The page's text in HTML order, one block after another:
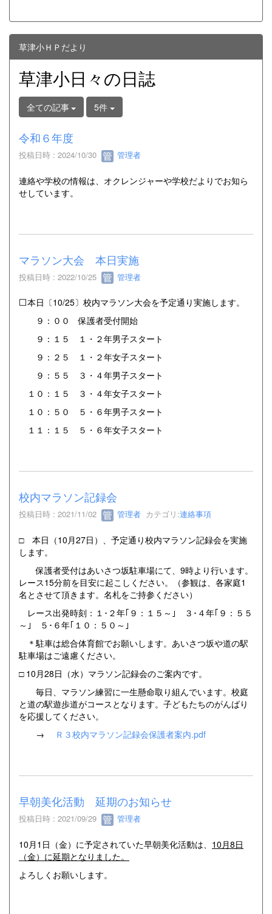
草津小ＨＰだより
草津小日々の日誌
全ての記事 5件
令和６年度
投稿日時 : 2024/10/30 管理者
連絡や学校の情報は、オクレンジャーや学校だよりでお知ら
せしています。
マラソン大会 本日実施
投稿日時 : 2022/10/25 管理者
⬜本日〔10/25〕校内マラソン大会を予定通り実施します。
９：００ 保護者受付開始
９：１５ １・２年男子スタート
９：２５ １・２年女子スタート
９：５５ ３・４年男子スタート
１０：１５ ３・４年女子スタート
１０：５０ ５・６年男子スタート
１１：１５ ５・６年女子スタート
校内マラソン記録会
投稿日時 : 2021/11/02 管理者 カテゴリ:連絡事項
□ 本日（10月27日）、予定通り校内マラソン記録会を実施
します。
保護者受付はあいさつ坂駐車場にて、9時より行います。
レース15分前を目安に起こしください。（参観は、各家庭1
名とさせて頂きます。名札をご持参ください）
レース出発時刻：１･２年｢９：１５～｣ ３･４年｢９：５５
～｣ ５･６年｢１０：５０～｣
＊駐車は総合体育館でお願いします。あいさつ坂や道の駅
駐車場はご遠慮ください。
□ 10月28日（水）マラソン記録会のご案内です。
毎日、マラソン練習に一生懸命取り組んでいます。校庭
と道の駅遊歩道がコースとなります。子どもたちのがんばり
を応援してください。
→
Ｒ３校内マラソン記録会保護者案内.pdf
早朝美化活動 延期のお知らせ
投稿日時 : 2021/09/29 管理者
10月1日（金）に予定されていた早朝美化活動は、 10月8日
（金）に延期となりました。
よろしくお願いします。